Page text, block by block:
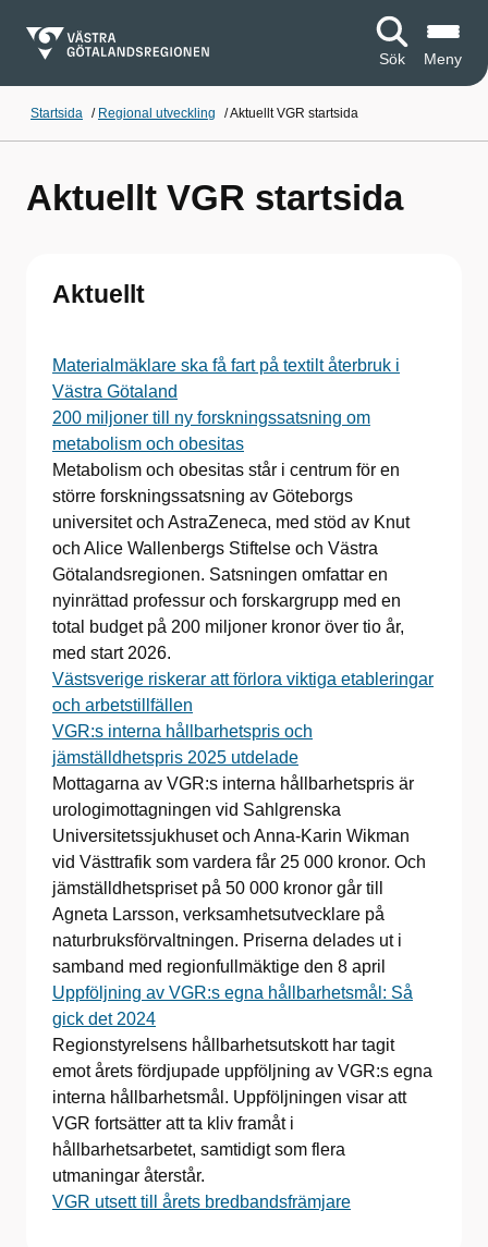
Sök Meny
Startsida / Regional utveckling /Aktuellt VGR startsida
Aktuellt VGR startsida
Aktuellt
Materialmäklare ska få fart på textilt återbruk i
Västra Götaland
200 miljoner till ny forskningssatsning om
metabolism och obesitas
Metabolism och obesitas står i centrum för en
större forskningssatsning av Göteborgs
universitet och AstraZeneca, med stöd av Knut
och Alice Wallenbergs Stiftelse och Västra
Götalandsregionen. Satsningen omfattar en
nyinrättad professur och forskargrupp med en
total budget på 200 miljoner kronor över tio år,
med start 2026.
Västsverige riskerar att förlora viktiga etableringar
och arbetstillfällen
VGR:s interna hållbarhetspris och
jämställdhetspris 2025 utdelade
Mottagarna av VGR:s interna hållbarhetspris är
urologimottagningen vid Sahlgrenska
Universitetssjukhuset och Anna-Karin Wikman
vid Västtrafik som vardera får 25 000 kronor. Och
jämställdhetspriset på 50 000 kronor går till
Agneta Larsson, verksamhetsutvecklare på
naturbruksförvaltningen. Priserna delades ut i
samband med regionfullmäktige den 8 april
Uppföljning av VGR:s egna hållbarhetsmål: Så
gick det 2024
Regionstyrelsens hållbarhetsutskott har tagit
emot årets fördjupade uppföljning av VGR:s egna
interna hållbarhetsmål. Uppföljningen visar att
VGR fortsätter att ta kliv framåt i
hållbarhetsarbetet, samtidigt som flera
utmaningar återstår.
VGR utsett till årets bredbandsfrämjare